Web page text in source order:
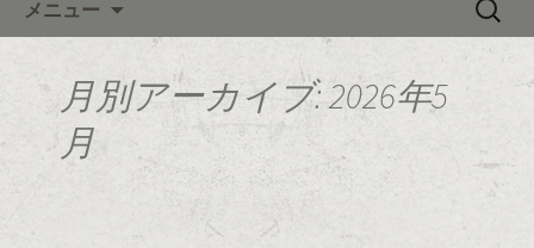
メニュー
月別アーカイブ: 2026年5
月